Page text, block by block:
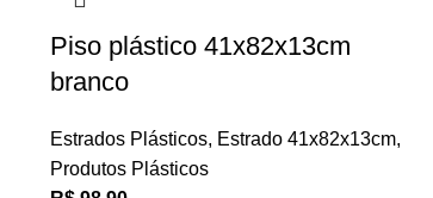
Piso plástico 41x82x13cm
branco
Estrados Plásticos, Estrado 41x82x13cm,
Produtos Plásticos